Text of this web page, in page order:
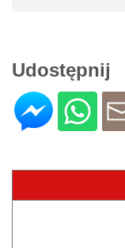
Udostępnij